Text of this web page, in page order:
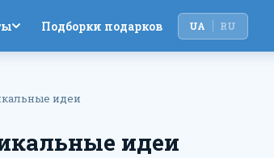
Подборки подарков UA RU
идеи
идеи